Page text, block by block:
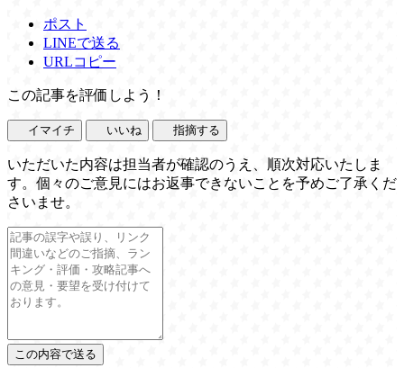
ポスト
LINEで送る
URLコピー
この記事を評価しよう！
イマイチ いいね 指摘する
いただいた内容は担当者が確認のうえ、順次対応いたしま
す。個々のご意見にはお返事できないことを予めご了承くだ
さいませ。